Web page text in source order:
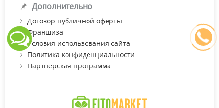
Дополнительно
Договор публичной оферты
Франшиза
Условия использования сайта
Политика конфиденциальности
Партнёрская программа